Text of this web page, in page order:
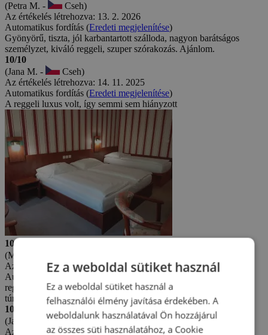
(Petra M. -
Cseh)
Az értékelés létrehozva: 13. 2. 2026
Automatikus fordítás (Eredeti megjelenítése)
Gyönyörű, tiszta, jól karbantartott szálloda, nagyon barátságos
személyzet, kiváló reggeli, szuper szórakozás. Ajánlom.
10/10
(Jana M. -
Cseh)
Az értékelés létrehozva: 14. 11. 2025
Automatikus fordítás (Eredeti megjelenítése)
A reggeli luxus volt, így semmi sem hiányzott
10/10
(Michal G. -
Az értékelés létrehozva: 12. 8. 2025
Automatikus fordítás (
reggeli,nagyon változatos volt....nagyszerű választás....egynapos
túra a JEŠTĚD+látogatás az állatkertben.
10/10
(Jana M. -
Cseh)
Az értékelés létrehozva: 7. 4. 2025
Ez a weboldal sütiket használ
Ez a weboldal sütiket használ a
felhasználói élmény javítása érdekében. A
weboldalunk használatával Ön hozzájárul
az összes süti használatához, a Cookie